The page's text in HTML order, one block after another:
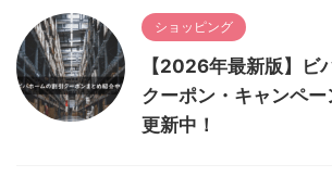
ショッピング
【2026年最新版】ビ
クーポン・キャンペー
更新中！